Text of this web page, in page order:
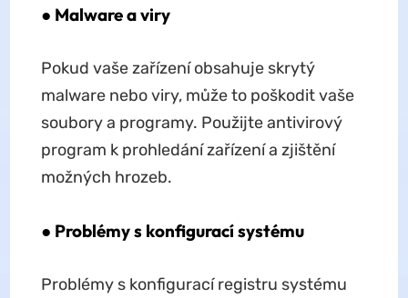
● Malware a viry
Pokud vaše zařízení obsahuje skrytý
malware nebo viry, může to poškodit vaše
soubory a programy. Použijte antivirový
program k prohledání zařízení a zjištění
možných hrozeb.
● Problémy s konfigurací systému
Problémy s konfigurací registru systému